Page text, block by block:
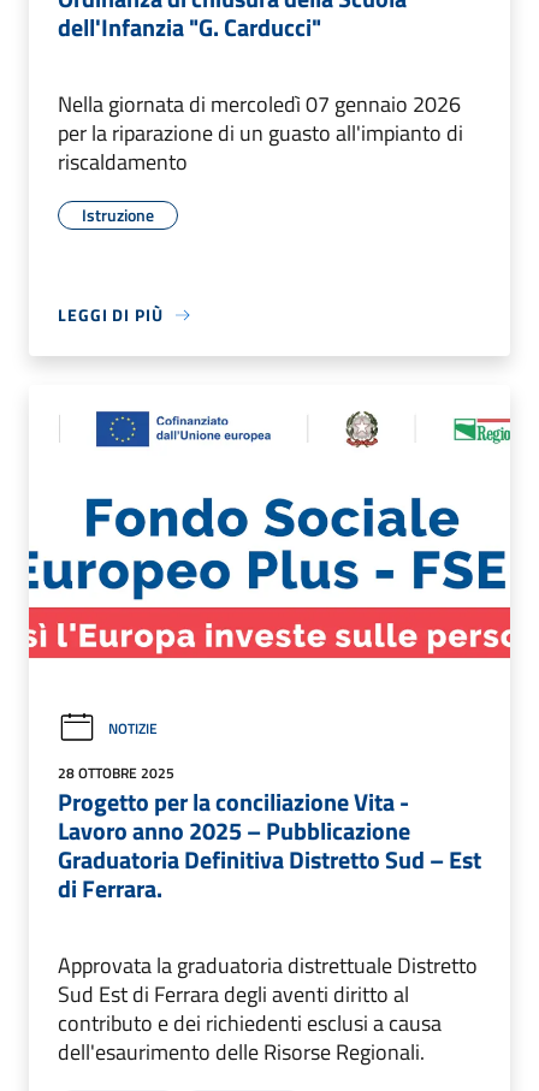
dell'Infanzia "G. Carducci"
Nella giornata di mercoledì 07 gennaio 2026
per la riparazione di un guasto all'impianto di
riscaldamento
Istruzione
LEGGI DI PIÙ
NOTIZIE
28 OTTOBRE 2025
Progetto per la conciliazione Vita -
Lavoro anno 2025 – Pubblicazione
Graduatoria Definitiva Distretto Sud – Est
di Ferrara.
Approvata la graduatoria distrettuale Distretto
Sud Est di Ferrara degli aventi diritto al
contributo e dei richiedenti esclusi a causa
dell'esaurimento delle Risorse Regionali.